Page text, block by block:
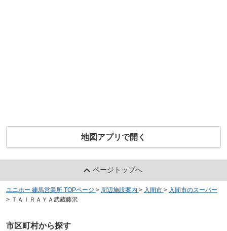
地図アプリで開く
ページトップへ
ユニホー 練馬営業所 TOPページ > 周辺施設案内 > 入間市 > 入間市のスーパー
> ＴＡＩＲＡＹＡ武蔵藤沢
市区町村から探す